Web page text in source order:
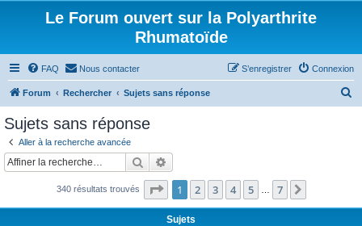
Le Forum ouvert sur la Polyarthrite
Rhumatoïde
FAQ Nous contacter Connexion
S’enregistrer
Forum Rechercher Sujets sans réponse
c
Sujets sans réponse
Aller à la recherche avancée
Rechercher
340 résultats trouvés Page 1sur7
1 2 3 4 5 7
Sujets